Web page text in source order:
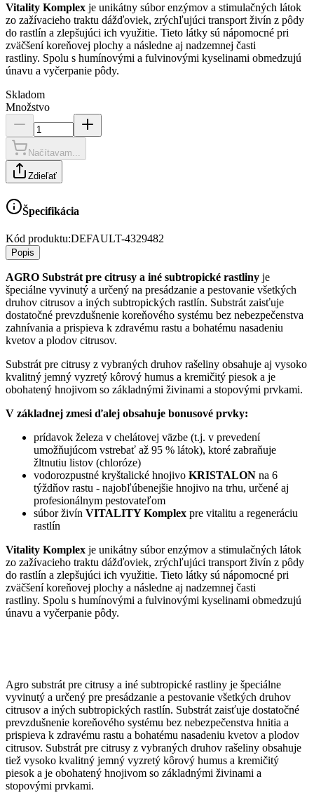
Vitality Komplex je unikátny súbor enzýmov a stimulačných látok
zo zažívacieho traktu dážďoviek, zrýchľujúci transport živín z pôdy
do rastlín a zlepšujúci ich využitie. Tieto látky sú nápomocné pri
zväčšení koreňovej plochy a následne aj nadzemnej časti
rastliny. Spolu s humínovými a fulvinovými kyselinami obmedzujú
únavu a vyčerpanie pôdy.
Skladom
Množstvo
Načítavam...
Zdieľať
Špecifikácia
Kód produktu:DEFAULT-4329482
Popis
AGRO Substrát pre citrusy a iné subtropické rastliny je
špeciálne vyvinutý a určený na presádzanie a pestovanie všetkých
druhov citrusov a iných subtropických rastlín. Substrát zaisťuje
dostatočné prevzdušnenie koreňového systému bez nebezpečenstva
zahnívania a prispieva k zdravému rastu a bohatému nasadeniu
kvetov a plodov citrusov.
Substrát pre citrusy z vybraných druhov rašeliny obsahuje aj vysoko
kvalitný jemný vyzretý kôrový humus a kremičitý piesok a je
obohatený hnojivom so základnými živinami a stopovými prvkami.
V základnej zmesi ďalej obsahuje bonusové prvky:
prídavok železa v chelátovej väzbe (t.j. v prevedení
umožňujúcom vstrebať až 95 % látok), ktoré zabraňuje
žltnutiu listov (chloróze)
vodorozpustné kryštalické hnojivo KRISTALON na 6
týždňov rastu - najobľúbenejšie hnojivo na trhu, určené aj
profesionálnym pestovateľom
súbor živín VITALITY Komplex pre vitalitu a regeneráciu
rastlín
Vitality Komplex je unikátny súbor enzýmov a stimulačných látok
zo zažívacieho traktu dážďoviek, zrýchľujúci transport živín z pôdy
do rastlín a zlepšujúci ich využitie. Tieto látky sú nápomocné pri
zväčšení koreňovej plochy a následne aj nadzemnej časti
rastliny. Spolu s humínovými a fulvinovými kyselinami obmedzujú
únavu a vyčerpanie pôdy.
Agro substrát pre citrusy a iné subtropické rastliny je špeciálne
vyvinutý a určený pre presádzanie a pestovanie všetkých druhov
citrusov a iných subtropických rastlín. Substrát zaisťuje dostatočné
prevzdušnenie koreňového systému bez nebezpečenstva hnitia a
prispieva k zdravému rastu a bohatému nasadeniu kvetov a plodov
citrusov. Substrát pre citrusy z vybraných druhov rašeliny obsahuje
tiež vysoko kvalitný jemný vyzretý kôrový humus a kremičitý
piesok a je obohatený hnojivom so základnými živinami a
stopovými prvkami.